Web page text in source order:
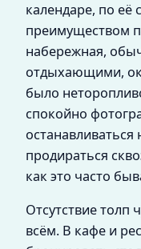
календаре, по её
преимуществом
набережная,
отдыхающими,
было
спокойно
продираться
как это часто
Отсутствие толп
всём. В кафе и